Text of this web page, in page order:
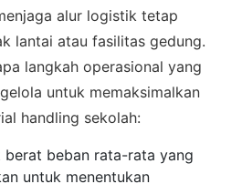
alur logistik tetap
lantai atau fasilitas gedung.
langkah operasional yang
untuk memaksimalkan
handling sekolah:
berat beban rata-rata yang
untuk menentukan